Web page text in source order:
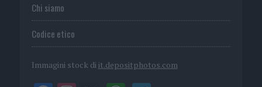
Chi siamo
Codice etico
Immagini stock di it.depositphotos.com